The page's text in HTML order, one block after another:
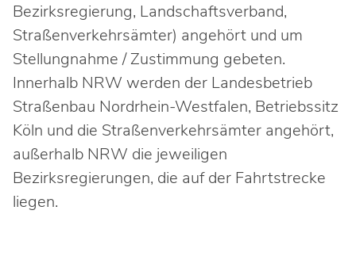
Bezirksregierung, Landschaftsverband,
Straßenverkehrsämter) angehört und um
Stellungnahme / Zustimmung gebeten.
Innerhalb NRW werden der Landesbetrieb
Straßenbau Nordrhein-Westfalen, Betriebssitz
Köln und die Straßenverkehrsämter angehört,
außerhalb NRW die jeweiligen
Bezirksregierungen, die auf der Fahrtstrecke
liegen.